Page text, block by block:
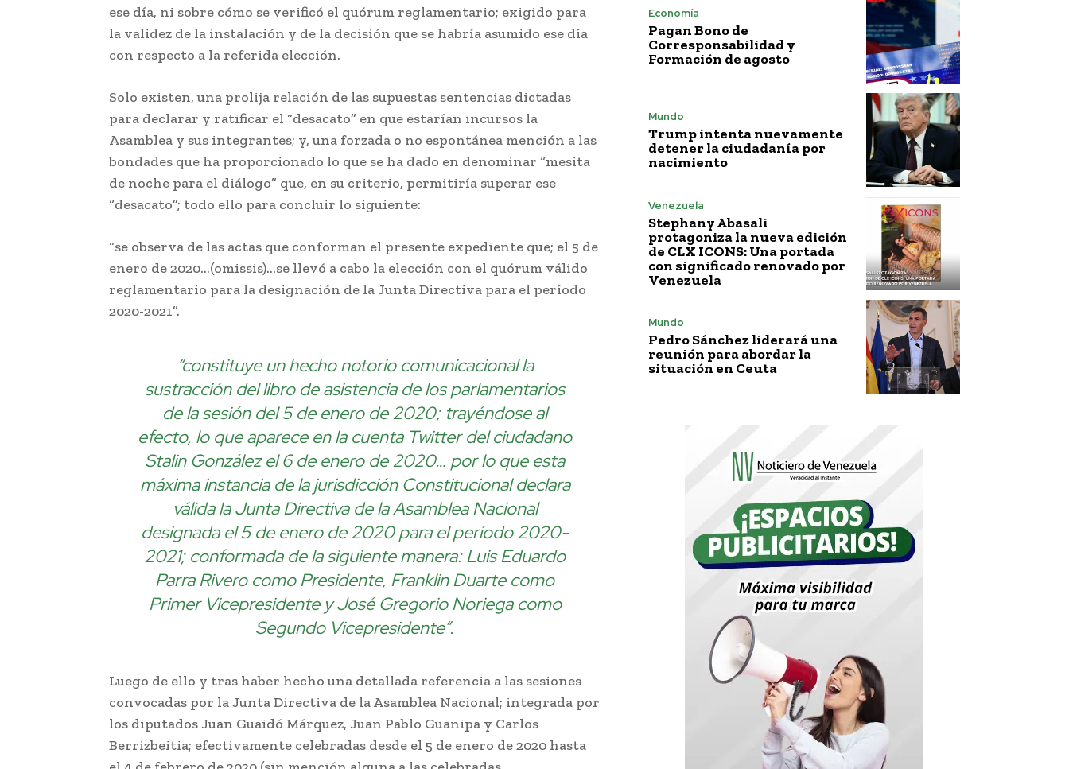
ese día, ni sobre cómo se verificó el quórum reglamentario; exigido para
la validez de la instalación y de la decisión que se habría asumido ese día
con respecto a la referida elección.
Solo existen, una prolija relación de las supuestas sentencias dictadas
para declarar y ratificar el “desacato” en que estarían incursos la
Asamblea y sus integrantes; y, una forzada o no espontánea mención a las
bondades que ha proporcionado lo que se ha dado en denominar “mesita
de noche para el diálogo” que, en su criterio, permitiría superar ese
“desacato”; todo ello para concluir lo siguiente:
“se observa de las actas que conforman el presente expediente que; el 5 de
enero de 2020…(omissis)…se llevó a cabo la elección con el quórum válido
reglamentario para la designación de la Junta Directiva para el período
2020-2021”.
“constituye un hecho notorio comunicacional la
sustracción del libro de asistencia de los parlamentarios
de la sesión del 5 de enero de 2020; trayéndose al
efecto, lo que aparece en la cuenta Twitter del ciudadano
Stalin González el 6 de enero de 2020… por lo que esta
máxima instancia de la jurisdicción Constitucional declara
válida la Junta Directiva de la Asamblea Nacional
designada el 5 de enero de 2020 para el período 2020-
2021; conformada de la siguiente manera: Luis Eduardo
Parra Rivero como Presidente, Franklin Duarte como
Primer Vicepresidente y José Gregorio Noriega como
Segundo Vicepresidente”.
Luego de ello y tras haber hecho una detallada referencia a las sesiones
convocadas por la Junta Directiva de la Asamblea Nacional; integrada por
los diputados Juan Guaidó Márquez, Juan Pablo Guanipa y Carlos
Berrizbeitia; efectivamente celebradas desde el 5 de enero de 2020 hasta
Economía
Pagan Bono de
Corresponsabilidad y
Formación de agosto
Mundo
Trump intenta nuevamente
detener la ciudadanía por
nacimiento
Venezuela
Stephany Abasali
protagoniza la nueva edición
de CLX ICONS: Una portada
con significado renovado por
Venezuela
Mundo
Pedro Sánchez liderará una
reunión para abordar la
situación en Ceuta